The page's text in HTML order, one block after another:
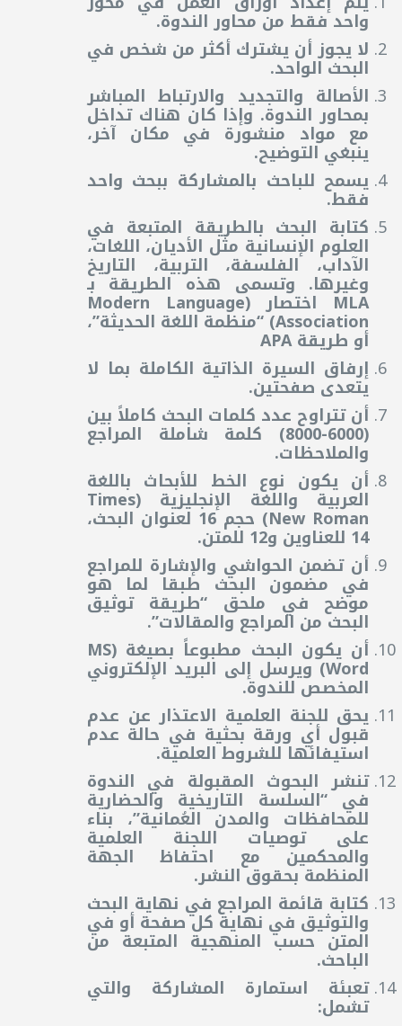
واحد فقط من محاور الندوة.
لا يجوز أن يشترك أكثر من شخص في
البحث الواحد.
الأصالة والتجديد والارتباط المباشر
بمحاور الندوة. وإذا كان هناك تداخل
مع مواد منشورة في مكان آخر،
ينبغي التوضيح.
يسمح للباحث بالمشاركة ببحث واحد
فقط.
كتابة البحث بالطريقة المتبعة في
العلوم الإنسانية مثل الأديان، اللغات،
الآداب، الفلسفة، التربية، التاريخ
وغيرها. وتسمى هذه الطريقة بـ
MLA اختصار(Modern Language
Association) “منظمة اللغة الحديثة”،
أو طريقةAPA
إرفاق السيرة الذاتية الكاملة بما لا
يتعدى صفحتين.
أن تتراوح عدد كلمات البحث كاملاً بين
(6000-8000) كلمة شاملة المراجع
والملاحظات.
أن يكون نوع الخط للأبحاث باللغة
العربية واللغة الإنجليزية (Times
New Roman ) حجم 16 لعنوان البحث،
14 للعناوين و12 للمتن.
أن تضمن الحواشي والإشارة للمراجع
في مضمون البحث طبقا لما هو
موضح في ملحق “طريقة توثيق
البحث من المراجع والمقالات”.
أن يكون البحث مطبوعاً بصيغة (MS
Word) ويرسل إلى البريد الإلكتروني
المخصص للندوة.
يحق للجنة العلمية الاعتذار عن عدم
قبول أي ورقة بحثية في حالة عدم
استيفائها للشروط العلمية.
تنشر البحوث المقبولة في الندوة
في “السلسة التاريخية والحضارية
للمحافظات والمدن العُمانية”، بناء
على توصيات اللجنة العلمية
والمحكمين مع احتفاظ الجهة
المنظمة بحقوق النشر.
كتابة قائمة المراجع في نهاية البحث
والتوثيق في نهاية كل صفحة أو في
المتن حسب المنهجية المتبعة من
الباحث.
تعبئة استمارة المشاركة والتي
تشمل: